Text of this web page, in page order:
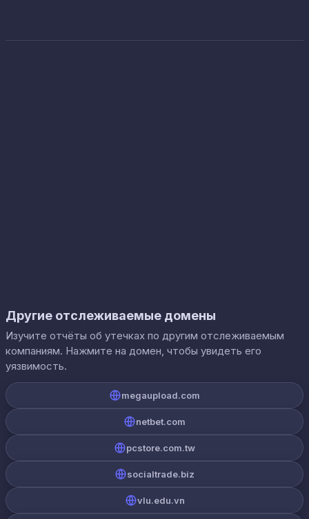
Другие отслеживаемые домены
Изучите отчёты об утечках по другим отслеживаемым
компаниям. Нажмите на домен, чтобы увидеть его
уязвимость.
megaupload.com
netbet.com
pcstore.com.tw
socialtrade.biz
vlu.edu.vn